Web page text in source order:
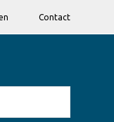
Contact